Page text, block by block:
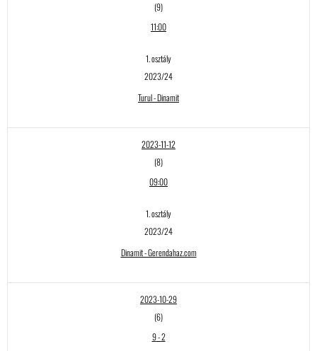
(9)
11:00
1. osztály
2023/24
Turul - Dinamit
2023-11-12
(8)
09:00
1. osztály
2023/24
Dinamit - Gerendahaz.com
2023-10-29
(6)
9-2